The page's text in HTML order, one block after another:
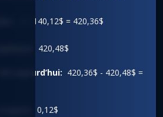
3 x 140,12$ = 420,36$
420,48$
aujourd’hui: 420,36$ - 420,48$ =
0,12$